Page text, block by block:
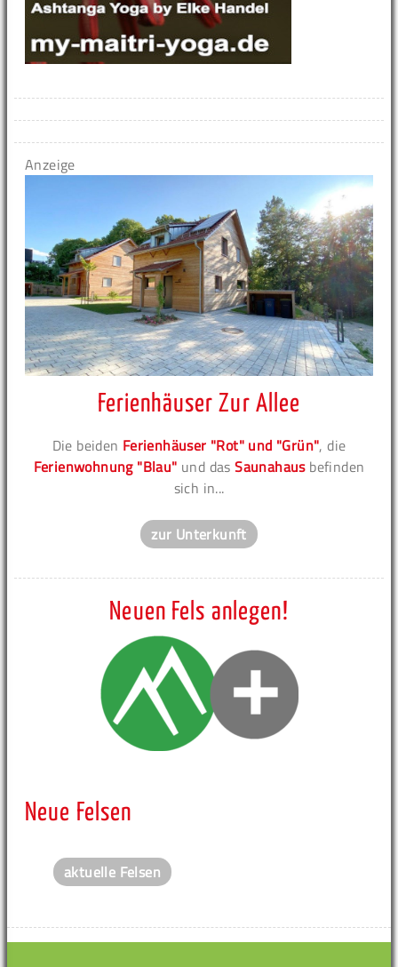
Anzeige
Ferienhäuser Zur Allee
Die beiden Ferienhäuser "Rot" und "Grün", die
Ferienwohnung "Blau" und dasSaunahausbefinden
sich in...
zur Unterkunft
Neuen Fels anlegen!
Neue Felsen
aktuelle Felsen